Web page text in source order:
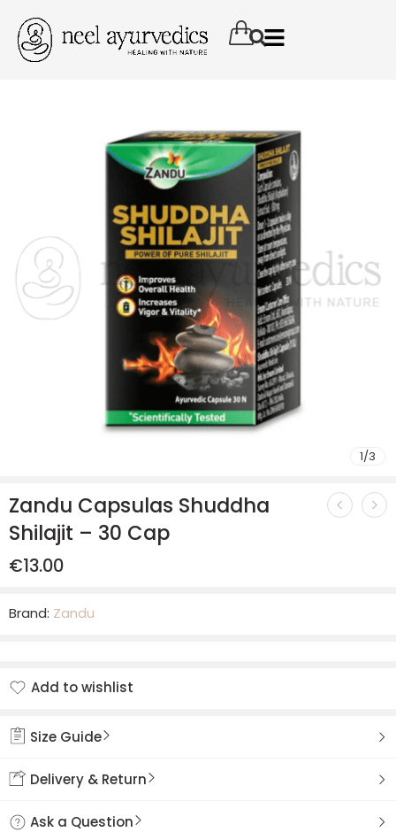
1/3
Zandu Capsulas Shuddha
Shilajit – 30 Cap
€13.00
Brand: Zandu
Add to wishlist
Size Guide
Delivery & Return
Ask a Question